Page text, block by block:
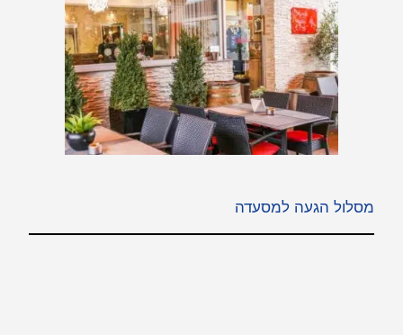
מסלול הגעה למסעדה